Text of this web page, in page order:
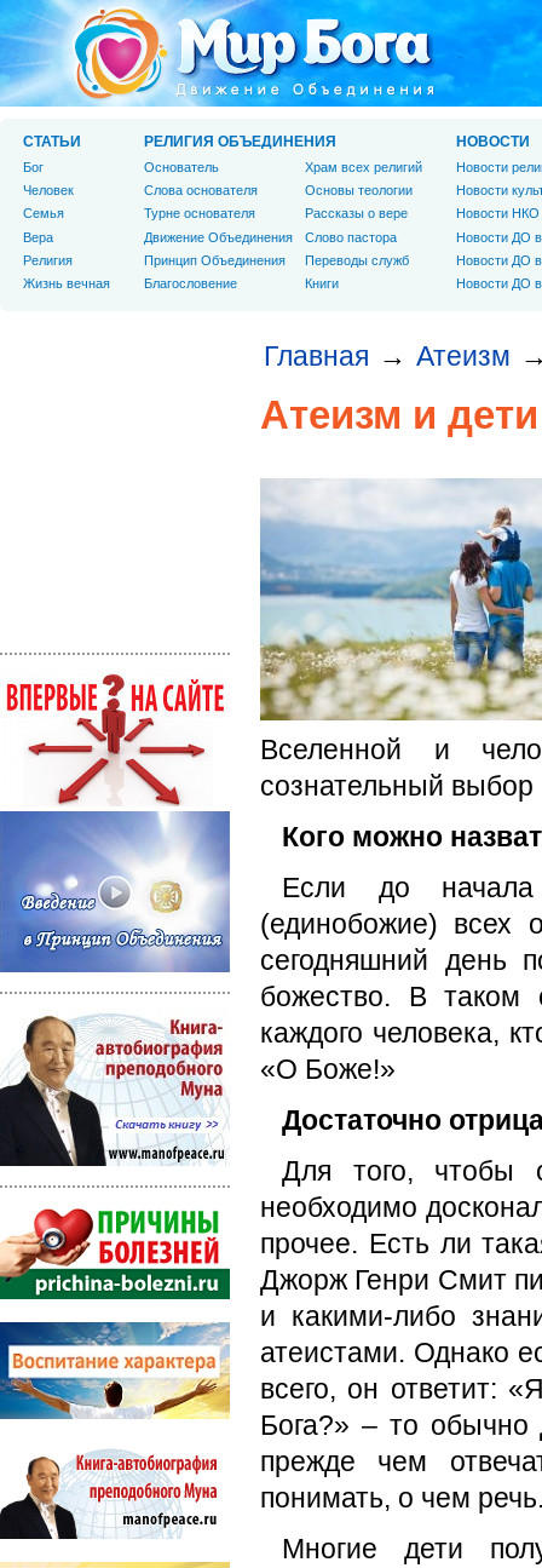
Главная → Атеизм
Атеизм и дети
Вселенной и
сознательный
Кого можно
Если до начала
(единобожие) всех
сегодняшний день
божество. В таком
каждого человека,
«О Боже!»
Достаточно
Для того, чтобы
необходимо
прочее. Есть ли
Джорж Генри Смит
и какими-либо
атеистами. Однако
всего, он ответит:
Бога?» – то обычно
прежде чем
понимать, о чем
Многие дети
СТАТЬИ
Бог
Человек
Cемья
Вера
Религия
Жизнь вечная
РЕЛИГИЯ ОБЪЕДИНЕНИЯ
Основатель
Слова основателя
Турне основателя
Движение Объединения
Принцип Объединения
Благословение
Храм всех религий
Основы теологии
Рассказы о вере
Слово пастора
Переводы служб
Книги
НОВОСТИ
Новости
Новости
Новости НКО
Новости ДО
Новости ДО
Новости ДО